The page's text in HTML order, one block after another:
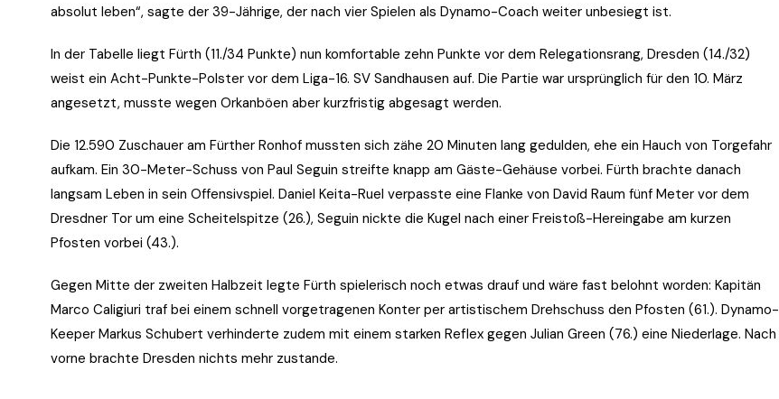
absolut leben“, sagte der 39-Jährige, der nach vier Spielen als Dynamo-Coach weiter unbesiegt ist.
In der Tabelle liegt Fürth (11./34 Punkte) nun komfortable zehn Punkte vor dem Relegationsrang, Dresden (14./32)
weist ein Acht-Punkte-Polster vor dem Liga-16. SV Sandhausen auf. Die Partie war ursprünglich für den 10. März
angesetzt, musste wegen Orkanböen aber kurzfristig abgesagt werden.
Die 12.590 Zuschauer am Fürther Ronhof mussten sich zähe 20 Minuten lang gedulden, ehe ein Hauch von Torgefahr
aufkam. Ein 30-Meter-Schuss von Paul Seguin streifte knapp am Gäste-Gehäuse vorbei. Fürth brachte danach
langsam Leben in sein Offensivspiel. Daniel Keita-Ruel verpasste eine Flanke von David Raum fünf Meter vor dem
Dresdner Tor um eine Scheitelspitze (26.), Seguin nickte die Kugel nach einer Freistoß-Hereingabe am kurzen
Pfosten vorbei (43.).
Gegen Mitte der zweiten Halbzeit legte Fürth spielerisch noch etwas drauf und wäre fast belohnt worden: Kapitän
Marco Caligiuri traf bei einem schnell vorgetragenen Konter per artistischem Drehschuss den Pfosten (61.). Dynamo-
Keeper Markus Schubert verhinderte zudem mit einem starken Reflex gegen Julian Green (76.) eine Niederlage. Nach
vorne brachte Dresden nichts mehr zustande.